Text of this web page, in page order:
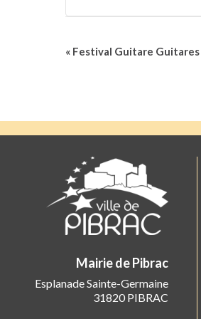
Navigation
« Festival Guitare Guitares
Mairie de Pibrac
Esplanade Sainte-Germaine
31820 PIBRAC